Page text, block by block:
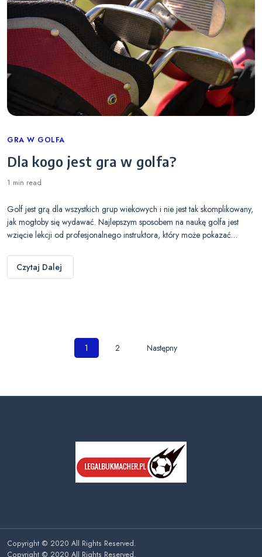
Categories
GRA W GOLFA
Dla kogo jest gra w golfa?
1 min read
Golf jest grą dla wszystkich grup wiekowych i nie jest tak skomplikowany,
jak mogłoby się wydawać. Najlepszym sposobem na naukę golfa jest
wzięcie lekcji od profesjonalnego instruktora, który może pokazać…
Czytaj Dalej
Nawigacja
1 2 Następny
Copyright © 2020 All Rights Reserved.
Copyright © 2020 All Rights Reserved.